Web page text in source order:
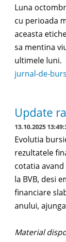
Luna
cu perioada
aceasta
sa mentina
ultimele luni.
jurnal-de-
Update
13.10.2025
Evolutia
rezultatele
cotatia
la BVB, desi
financiare
anului,
Material